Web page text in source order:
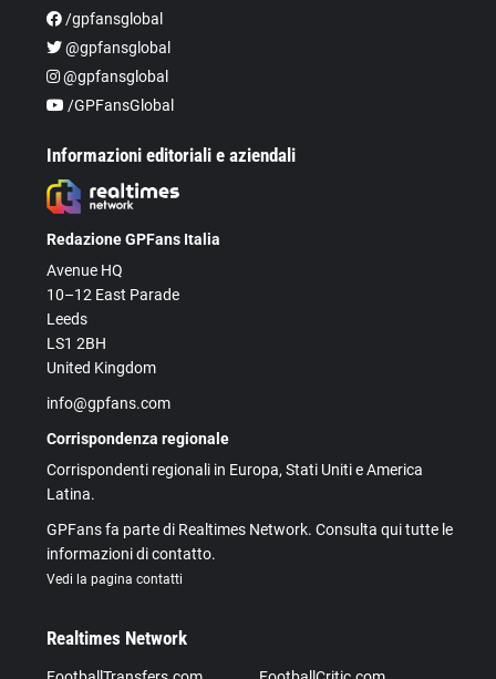
/gpfansglobal
@gpfansglobal
@gpfansglobal
/GPFansGlobal
Informazioni editoriali e aziendali
Redazione GPFans Italia
Avenue HQ
10–12 East Parade
Leeds
LS1 2BH
United Kingdom
info@gpfans.com
Corrispondenza regionale
Corrispondenti regionali in Europa, Stati Uniti e America
Latina.
GPFans fa parte di Realtimes Network. Consulta qui tutte le
informazioni di contatto.
Vedi la pagina contatti
Realtimes Network